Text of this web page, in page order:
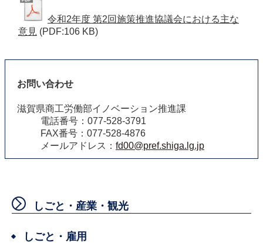
令和2年度 第2回施策推進協議会における主な
意見 (PDF:106 KB)
お問い合わせ
滋賀県商工労働部イノベーション推進課
電話番号：077-528-3791
FAX番号：077-528-4876
メールアドレス： fd00@pref.shiga.lg.jp
しごと・産業・観光
しごと・雇用